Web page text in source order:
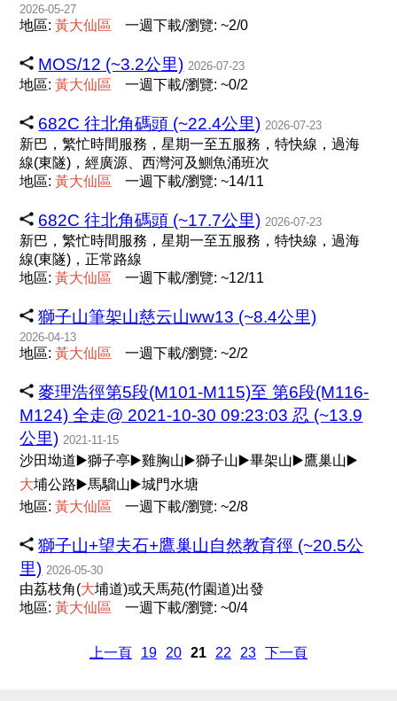
2026-05-27
地區:黃大仙區 一週下載/瀏覽: ~2/0
MOS/12 (~3.2公里) 2026-07-23
地區:黃大仙區 一週下載/瀏覽: ~0/2
682C 往北角碼頭 (~22.4公里) 2026-07-23
新巴，繁忙時間服務，星期一至五服務，特快線，過海
線(東隧)，經廣源、西灣河及鰂魚涌班次
地區:黃大仙區 一週下載/瀏覽: ~14/11
682C 往北角碼頭 (~17.7公里) 2026-07-23
新巴，繁忙時間服務，星期一至五服務，特快線，過海
線(東隧)，正常路線
地區:黃大仙區 一週下載/瀏覽: ~12/11
獅子山筆架山慈云山ww13 (~8.4公里)
2026-04-13
地區:黃大仙區 一週下載/瀏覽: ~2/2
麥理浩徑第5段(M101-M115)至 第6段(M116-
M124) 全走@ 2021-10-30 09:23:03 忍 (~13.9
公里) 2021-11-15
沙田坳道▶️獅子亭▶️雞胸山▶️獅子山▶️畢架山▶️鷹巢山▶️
大埔公路▶️馬騮山▶️城門水塘
地區:黃大仙區 一週下載/瀏覽: ~2/8
獅子山+望夫石+鷹巢山自然教育徑 (~20.5公
里) 2026-05-30
由荔枝角(大埔道)或天馬苑(竹園道)出發
地區:黃大仙區 一週下載/瀏覽: ~0/4
上一頁 19 20 21 22 23 下一頁